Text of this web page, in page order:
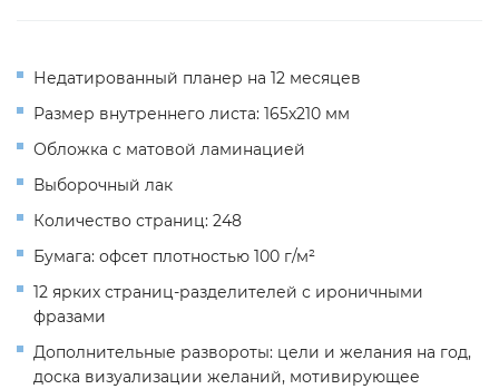
Недатированный планер на 12 месяцев
Размер внутреннего листа: 165х210 мм
Обложка с матовой ламинацией
Выборочный лак
Количество страниц: 248
Бумага: офсет плотностью 100 г/м²
12 ярких страниц-разделителей с ироничными
фразами
Дополнительные развороты: цели и желания на год,
доска визуализации желаний, мотивирующее